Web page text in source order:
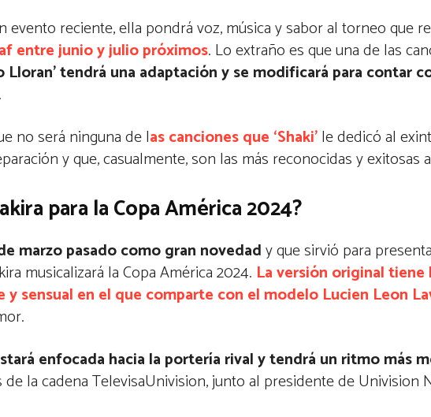
evento reciente, ella pondrá voz, música y sabor al torneo que
entre junio y julio próximos. Lo extraño es que una de las
Lloran’ tendrá una adaptación y se modificará para contar
.
no será ninguna de las canciones que ‘Shaki’le dedicó al
y que, casualmente, son las más reconocidas y exitosas
para la Copa América 2024?
marzo pasado como gran novedady que sirvió para
musicalizará la Copa América 2024. La versión original
y sensual en el que comparte con el modelo Lucien Leon
enfocada hacia la portería rival y tendrá un ritmo más
la cadena TelevisaUnivision, junto al presidente de Univision